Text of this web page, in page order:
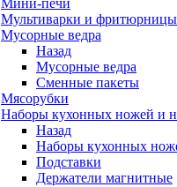
Мини-печи
Мультиварки и фритюрницы
Мусорные ведра
Назад
Мусорные ведра
Сменные пакеты
Мясорубки
Наборы кухонных ножей и
Назад
Наборы кухонных
Подставки
Держатели магнитные